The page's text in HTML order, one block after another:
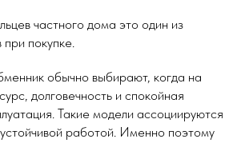
частного дома это один из
при покупке.
обычно выбирают, когда на
долговечность и спокойная
Такие модели ассоциируются
работой. Именно поэтому